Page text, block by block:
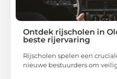
Ontdek rijscholen in
beste rijervaring
Rijscholen spelen een
nieuwe bestuurders om